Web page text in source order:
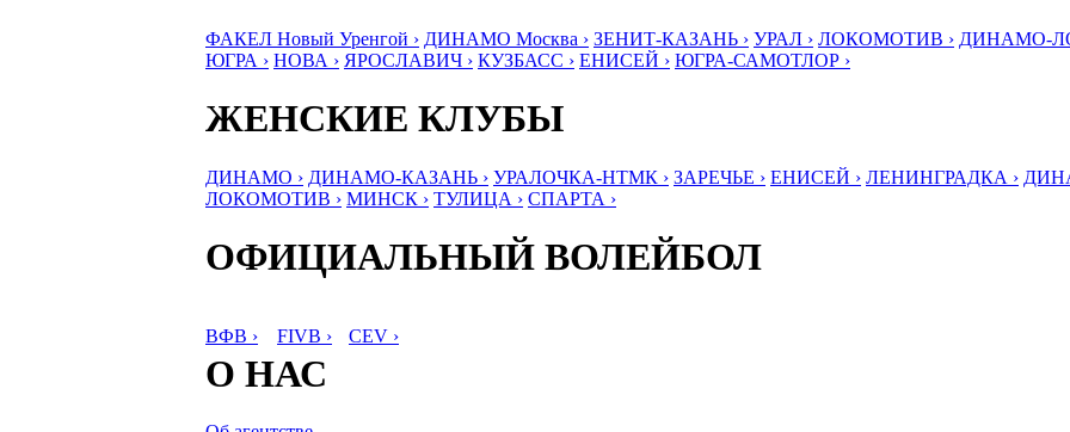
ФАКЕЛ Новый Уренгой › ДИНАМО Москва › ЗЕНИТ-КАЗАНЬ › УРАЛ › ЛОКОМОТИВ › ДИНАМО-
ЮГРА › НОВА › ЯРОСЛАВИЧ › КУЗБАСС › ЕНИСЕЙ › ЮГРА-САМОТЛОР ›
ЖЕНСКИЕ КЛУБЫ
ДИНАМО › ДИНАМО-КАЗАНЬ › УРАЛОЧКА-НТМК › ЗАРЕЧЬЕ › ЕНИСЕЙ › ЛЕНИНГРАДКА ›
ЛОКОМОТИВ › МИНСК › ТУЛИЦА › СПАРТА ›
ОФИЦИАЛЬНЫЙ ВОЛЕЙБОЛ
ВФВ › FIVB › CEV ›
О НАС